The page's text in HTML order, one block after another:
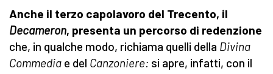
Anche il terzo capolavoro del Trecento, il
Decameron, presenta un percorso di redenzione
che, in qualche modo, richiama quelli della Divina
Commedia e del Canzoniere: si apre, infatti, con il